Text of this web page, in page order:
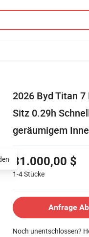
2026 Byd Titan
Sitz 0.29h
geräumigem
31.000,00 $
1-4Stücke
Anfrage
Noch unentschlossen?